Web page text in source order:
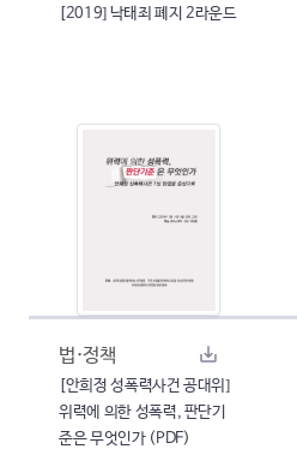
[2019] 낙태죄 폐지 2라운드
법·정책
[안희정 성폭력사건 공대위]
위력에 의한 성폭력, 판단기
준은 무엇인가 (PDF)